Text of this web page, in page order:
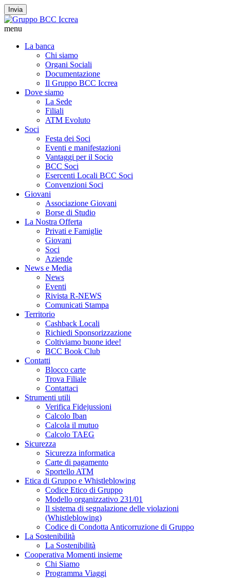
Invia
menu
La banca
Chi siamo
Organi Sociali
Documentazione
Il Gruppo BCC Iccrea
Dove siamo
La Sede
Filiali
ATM Evoluto
Soci
Festa dei Soci
Eventi e manifestazioni
Vantaggi per il Socio
BCC Soci
Esercenti Locali BCC Soci
Convenzioni Soci
Giovani
Associazione Giovani
Borse di Studio
La Nostra Offerta
Privati e Famiglie
Giovani
Soci
Aziende
News e Media
News
Eventi
Rivista R-NEWS
Comunicati Stampa
Territorio
Cashback Locali
Richiedi Sponsorizzazione
Coltiviamo buone idee!
BCC Book Club
Contatti
Blocco carte
Trova Filiale
Contattaci
Strumenti utili
Verifica Fidejussioni
Calcolo Iban
Calcola il mutuo
Calcolo TAEG
Sicurezza
Sicurezza informatica
Carte di pagamento
Sportello ATM
Etica di Gruppo e Whistleblowing
Codice Etico di Gruppo
Modello organizzativo 231/01
Il sistema di segnalazione delle violazioni
(Whistleblowing)
Codice di Condotta Anticorruzione di Gruppo
La Sostenibilità
La Sostenibilità
Cooperativa Momenti insieme
Chi Siamo
Programma Viaggi